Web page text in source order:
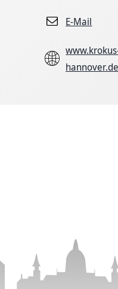
E-Mail
hannover.de